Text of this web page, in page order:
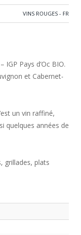
VINS ROUGES - FR
IGP Pays d’Oc BIO.
et Cabernet-
un vin raffiné,
quelques années de
grillades, plats